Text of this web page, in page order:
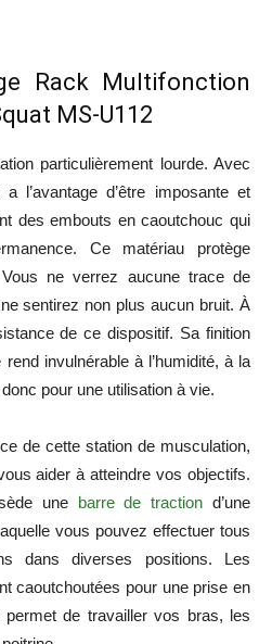
Rack Multifonction
MS-U112
particulièrement lourde. Avec
l’avantage d’être imposante et
des embouts en caoutchouc qui
Ce matériau protège
ne verrez aucune trace de
sentirez non plus aucun bruit. À
de ce dispositif. Sa finition
invulnérable à l’humidité, à la
pour une utilisation à vie.
de cette station de musculation,
aider à atteindre vos objectifs.
une barre de traction d’une
vous pouvez effectuer tous
dans diverses positions. Les
caoutchoutées pour une prise en
de travailler vos bras, les